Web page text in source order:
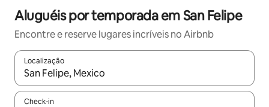
Aluguéis por temporada em San Felipe
Encontre e reserve lugares incríveis no Airbnb
Localização
Quando os resultados estiverem disponíveis, explore-os
Check-in